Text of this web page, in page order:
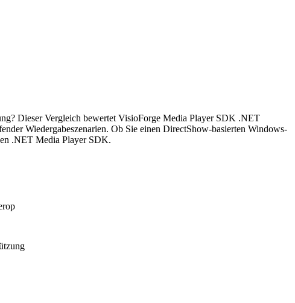
Dieser Vergleich bewertet VisioForge Media Player SDK .NET
Wiedergabeszenarien. Ob Sie einen DirectShow-basierten Windows-
.NET Media Player SDK.